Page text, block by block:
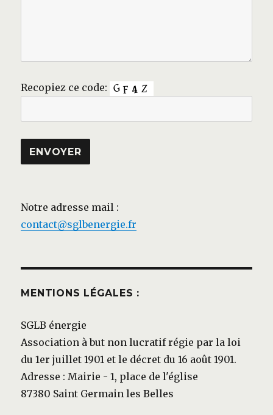
Recopiez ce code:
Notre adresse mail :
contact@sglbenergie.fr
MENTIONS LÉGALES :
SGLB énergie
Association à but non lucratif régie par la loi
du 1er juillet 1901 et le décret du 16 août 1901.
Adresse : Mairie - 1, place de l'église
87380 Saint Germain les Belles